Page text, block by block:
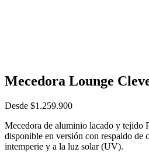
Mecedora Lounge
Desde $1.259.900
Mecedora de aluminio lacado y
disponible en versión con respaldo de
intemperie y a la luz solar (UV).